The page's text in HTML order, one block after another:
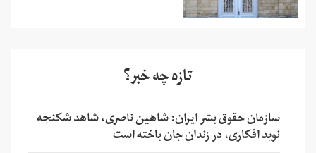
تازه چه خبر؟
سازمان حقوق بشر ایران: شاهین ناصری، شاهد شکنجه
نوید افکاری، در زندان جان باخته است